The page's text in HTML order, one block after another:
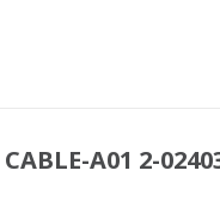
A01 2-